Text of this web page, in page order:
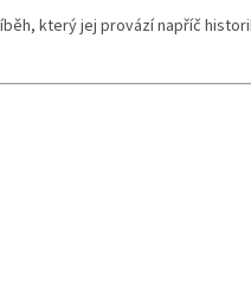
který jej provází napříč